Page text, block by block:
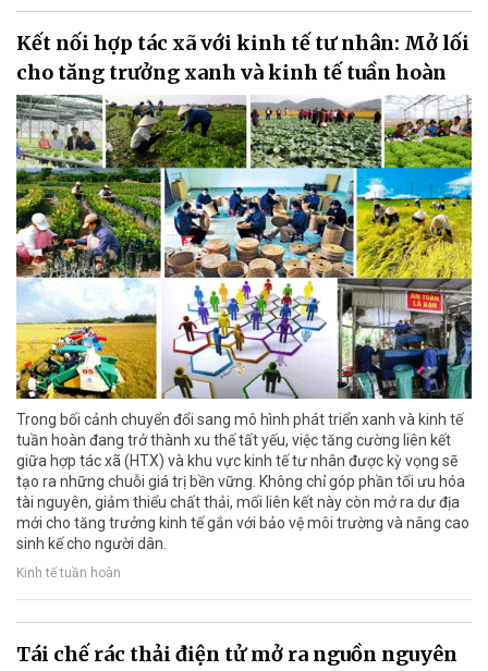
Kết nối hợp tác xã với kinh tế tư nhân: Mở lối
cho tăng trưởng xanh và kinh tế tuần hoàn
Trong bối cảnh chuyển đổi sang mô hình phát triển xanh và kinh tế
tuần hoàn đang trở thành xu thế tất yếu, việc tăng cường liên kết
giữa hợp tác xã (HTX) và khu vực kinh tế tư nhân được kỳ vọng sẽ
tạo ra những chuỗi giá trị bền vững. Không chỉ góp phần tối ưu hóa
tài nguyên, giảm thiểu chất thải, mối liên kết này còn mở ra dư địa
mới cho tăng trưởng kinh tế gắn với bảo vệ môi trường và nâng cao
sinh kế cho người dân.
Kinh tế tuần hoàn
Tái chế rác thải điện tử mở ra nguồn nguyên